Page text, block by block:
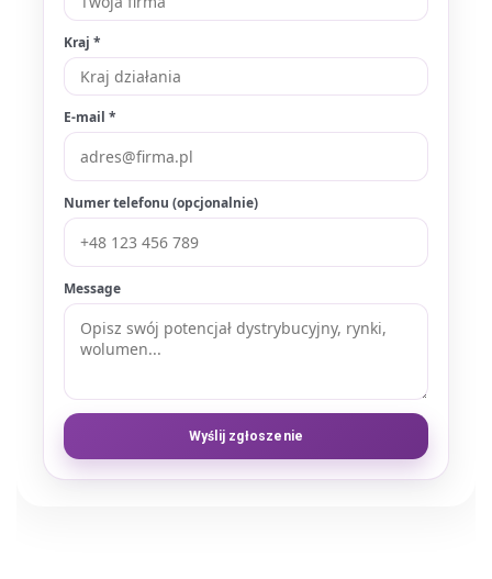
Kraj *
E-mail *
Numer telefonu (opcjonalnie)
Message
Wyślij zgłoszenie